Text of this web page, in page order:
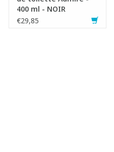
400 ml - NOIR
€29,85